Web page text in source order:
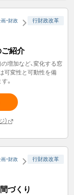
・財政 行財政改革
ご紹介
増加など、変化する窓
は可変性と可動性を備
。
）
・財政 行財政改革
づくり